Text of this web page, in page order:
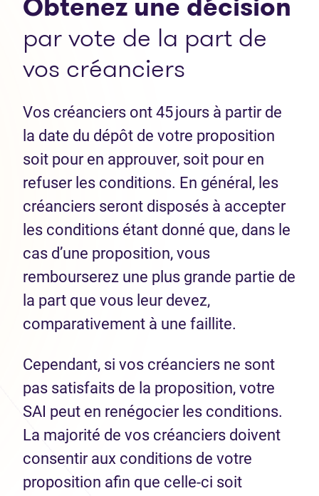
par vote de la part de
vos créanciers
Vos créanciers ont 45 jours à partir de
la date du dépôt de votre proposition
soit pour en approuver, soit pour en
refuser les conditions. En général, les
créanciers seront disposés à accepter
les conditions étant donné que, dans le
cas d’une proposition, vous
rembourserez une plus grande partie de
la part que vous leur devez,
comparativement à une faillite.
Cependant, si vos créanciers ne sont
pas satisfaits de la proposition, votre
SAI peut en renégocier les conditions.
La majorité de vos créanciers doivent
consentir aux conditions de votre
proposition afin que celle-ci soit